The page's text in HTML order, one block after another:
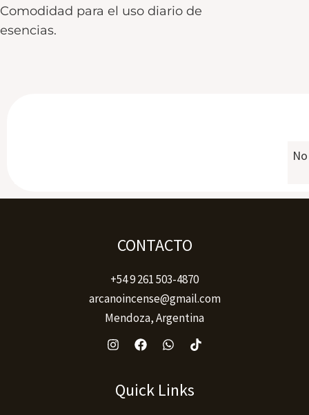
Comodidad para el uso diario de
esencias.
CONTACTO
+54 9 261 503-4870
arcanoincense@gmail.com
Mendoza, Argentina
Quick Links